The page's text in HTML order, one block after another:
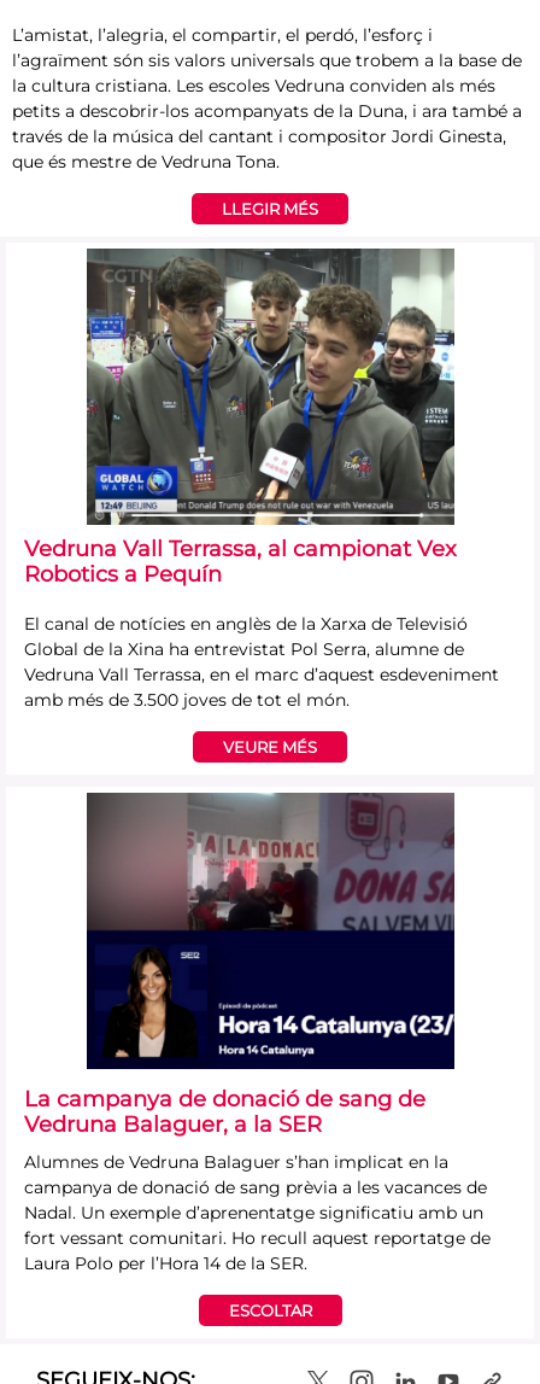
L’amistat, l’alegria, el compartir, el perdó, l’esforç i
l’agraïment són sis valors universals que trobem a la base de
la cultura cristiana. Les escoles Vedruna conviden als més
petits a descobrir-los acompanyats de la Duna, i ara també a
través de la música del cantant i compositor Jordi Ginesta,
que és mestre de Vedruna Tona.
LLEGIR MÉS
Vedruna Vall Terrassa, al campionat Vex
Robotics a Pequín
El canal de notícies en anglès de la Xarxa de Televisió
Global de la Xina ha entrevistat Pol Serra, alumne de
Vedruna Vall Terrassa, en el marc d’aquest esdeveniment
amb més de 3.500 joves de tot el món.
VEURE MÉS
La campanya de donació de sang de
Vedruna Balaguer, a la SER
Alumnes de Vedruna Balaguer s’han implicat en la
campanya de donació de sang prèvia a les vacances de
Nadal. Un exemple d’aprenentatge significatiu amb un
fort vessant comunitari. Ho recull aquest reportatge de
Laura Polo per l’Hora 14 de la SER.
ESCOLTAR